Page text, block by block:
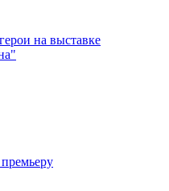
на выставке